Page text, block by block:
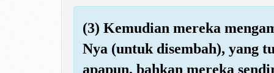
(3) Kemudian mereka
Nya (untuk disembah), yang
apapun, bahkan mereka